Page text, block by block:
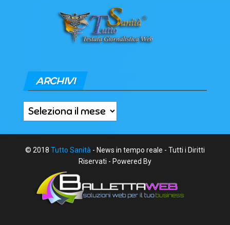
ARCHIVI
Archivi
© 2018 Tutto Sanità - News in tempo reale - Tutti i Diritti
Riservati - Powered By